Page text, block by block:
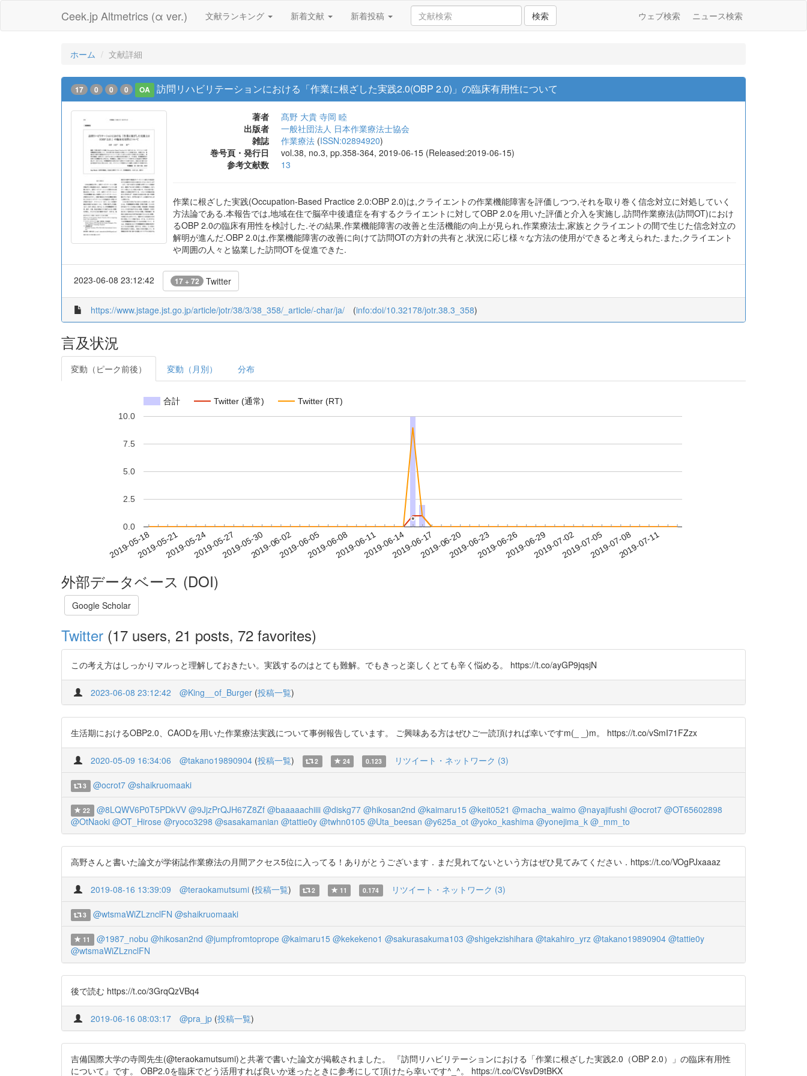
Ceek.jp Altmetrics (α ver.) 文献ランキング 新着文献 新着投稿 検索 ウェブ検索 ニュース検索
ホーム 文献詳細
17 0 0 0 OA 訪問リハビリテーションにおける「作業に根ざした実践2.0(OBP 2.0)」の臨床有用性について
著者 髙野 大貴 寺岡 睦
出版者
一般社団法人 日本作業療法士協会
雑誌
作業療法 (ISSN:02894920)
巻号頁・発行日
vol.38, no.3, pp.358-364, 2019-06-15 (Released:2019-06-15)
参考文献数
13
作業に根ざした実践(Occupation-Based Practice 2.0:OBP 2.0)は,クライエントの作業機能障害を評価しつつ,それを取り巻く信念対立に対処していく
方法論である.本報告では,地域在住で脳卒中後遺症を有するクライエントに対してOBP 2.0を用いた評価と介入を実施し,訪問作業療法(訪問OT)におけ
るOBP 2.0の臨床有用性を検討した.その結果,作業機能障害の改善と生活機能の向上が見られ,作業療法士,家族とクライエントの間で生じた信念対立の
解明が進んだ.OBP 2.0は,作業機能障害の改善に向けて訪問OTの方針の共有と,状況に応じ様々な方法の使用ができると考えられた.また,クライエント
や周囲の人々と協業した訪問OTを促進できた.
2023-06-08 23:12:42 17 + 72 Twitter
https://www.jstage.jst.go.jp/article/jotr/38/3/38_358/_article/-char/ja/ (info:doi/10.32178/jotr.38.3_358)
言及状況
変動（ピーク前後） 変動（月別） 分布
合計 Twitter (通常) Twitter (RT)
2019-05-182019-05-212019-05-242019-05-272019-05-302019-06-022019-06-052019-06-082019-06-112019-06-142019-06-172019-06-202019-06-232019-06-262019-06-292019-07-022019-07-052019-07-082019-07-11
0.0
2.5
5.0
7.5
10.0
*
*
外部データベース (DOI)
Google Scholar
Twitter (17 users, 21 posts, 72 favorites)
この考え方はしっかりマルっと理解しておきたい。実践するのはとても難解。でもきっと楽しくとても辛く悩める。 https://t.co/ayGP9jqsjN
2023-06-08 23:12:42 @King__of_Burger (投稿一覧)
生活期におけるOBP2.0、CAODを用いた作業療法実践について事例報告しています。 ご興味ある方はぜひご一読頂ければ幸いですm(_ _)m。 https://t.co/vSmI71FZzx
2020-05-09 16:34:06 @takano19890904 (投稿一覧) 2 24 0.123 リツイート・ネットワーク (3)
3 @ocrot7 @shaikruomaaki
22 @8LQWV6P0T5PDkVV @9JjzPrQJH67Z8Zf @baaaaachiiii @diskg77 @hikosan2nd @kaimaru15 @keit0521 @macha_waimo @nayajifushi @ocrot7 @OT65602898
@OtNaoki @OT_Hirose @ryoco3298 @sasakamanian @tattie0y @twhn0105 @Uta_beesan @y625a_ot @yoko_kashima @yonejima_k @_mm_to
高野さんと書いた論文が学術誌作業療法の月間アクセス5位に入ってる！ありがとうございます．まだ見れてないという方はぜひ見てみてください．https://t.co/VOgPJxaaaz
2019-08-16 13:39:09 @teraokamutsumi (投稿一覧) 2 11 0.174 リツイート・ネットワーク (3)
3 @wtsmaWiZLznclFN @shaikruomaaki
11 @1987_nobu @hikosan2nd @jumpfromtoprope @kaimaru15 @kekekeno1 @sakurasakuma103 @shigekzishihara @takahiro_yrz @takano19890904 @tattie0y
@wtsmaWiZLznclFN
後で読む https://t.co/3GrqQzVBq4
2019-06-16 08:03:17 @pra_jp (投稿一覧)
吉備国際大学の寺岡先生(@teraokamutsumi)と共著で書いた論文が掲載されました。 『訪問リハビリテーションにおける「作業に根ざした実践2.0（OBP 2.0）」の臨床有用性
について』です。 OBP2.0を臨床でどう活用すれば良いか迷ったときに参考にして頂けたら幸いです^_^。 https://t.co/CVsvD9tBKX